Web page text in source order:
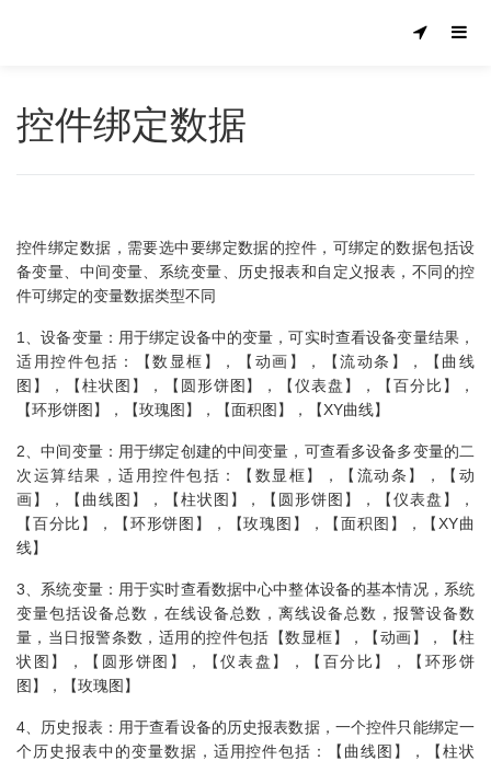
控件绑定数据
控件绑定数据，需要选中要绑定数据的控件，可绑定的数据包括设
备变量、中间变量、系统变量、历史报表和自定义报表，不同的控
件可绑定的变量数据类型不同
1、设备变量：用于绑定设备中的变量，可实时查看设备变量结果，
适用控件包括：【数显框】，【动画】，【流动条】，【曲线
图】，【柱状图】，【圆形饼图】，【仪表盘】，【百分比】，
【环形饼图】，【玫瑰图】，【面积图】，【XY曲线】
2、中间变量：用于绑定创建的中间变量，可查看多设备多变量的二
次运算结果，适用控件包括：【数显框】，【流动条】，【动
画】，【曲线图】，【柱状图】，【圆形饼图】，【仪表盘】，
【百分比】，【环形饼图】，【玫瑰图】，【面积图】，【XY曲
线】
3、系统变量：用于实时查看数据中心中整体设备的基本情况，系统
变量包括设备总数，在线设备总数，离线设备总数，报警设备数
量，当日报警条数，适用的控件包括【数显框】，【动画】，【柱
状图】，【圆形饼图】，【仪表盘】，【百分比】，【环形饼
图】，【玫瑰图】
4、历史报表：用于查看设备的历史报表数据，一个控件只能绑定一
个历史报表中的变量数据，适用控件包括：【曲线图】，【柱状